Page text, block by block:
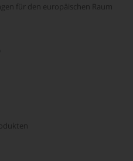
für den europäischen Raum